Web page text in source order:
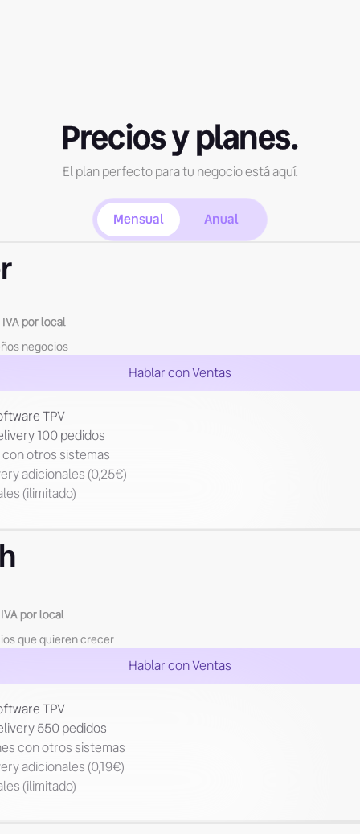
Precios y planes.
El plan perfecto para tu negocio está aquí.
Mensual Anual
por local
negocios
Hablar con Ventas
TPV
100 pedidos
otros sistemas
adicionales (0,25€)
(ilimitado)
por local
que quieren crecer
Hablar con Ventas
TPV
550 pedidos
con otros sistemas
adicionales (0,19€)
(ilimitado)